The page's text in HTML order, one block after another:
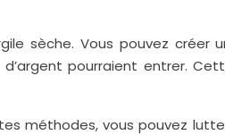
sèche. Vous pouvez
pourraient entrer.
méthodes, vous pouvez